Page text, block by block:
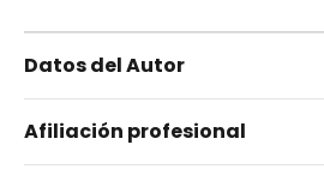
Datos del Autor
Gutiérrez Chong,
Afiliación profesional